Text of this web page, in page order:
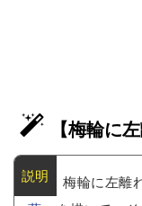
【梅輪に
梅輪に左離